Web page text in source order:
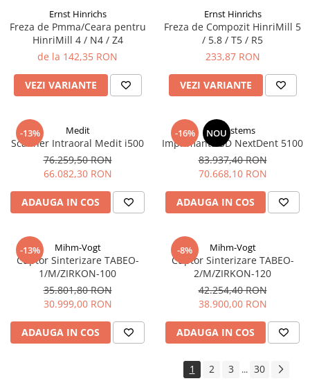
Malaxoare
Mese vibrante
Micromotoare
Motoare Lustru
Paralelografe
Pensule
Sablatoare
Soclatoare
Protetica Implant ARUM
Bonturi PREMILL cu HEX
Bonturi PREMILL fara HEX
BAZE DE TITAN
Baze de titan CU HEX
Baze de titan FARA HEX
SCAN BODIES
Ernst Hinrichs
Freza de Pmma/Ceara pentru
HinriMill 4 / N4 / Z4
de la 142,35 RON
VEZI VARIANTE
Ernst Hinrichs
Freza de Compozit HinriMill 5
/ 5.8 / T5 / R5
233,87 RON
VEZI VARIANTE
-13% Medit
Scanner Intraoral Medit i500
76.259,50 RON
66.082,30 RON
ADAUGA IN COS
-16% NOU
3Dsystems
Imprimanta 3D NextDent 5100
83.937,40 RON
70.668,10 RON
ADAUGA IN COS
-13% Mihm-Vogt
Cuptor Sinterizare TABEO-
1/M/ZIRKON-100
35.801,80 RON
30.999,00 RON
ADAUGA IN COS
-8% Mihm-Vogt
Cuptor Sinterizare TABEO-
2/M/ZIRKON-120
42.254,40 RON
38.900,00 RON
ADAUGA IN COS
1 2 3 ... 30